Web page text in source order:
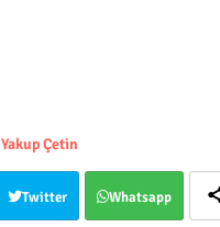
Yakup Çetin
Twitter Whatsapp